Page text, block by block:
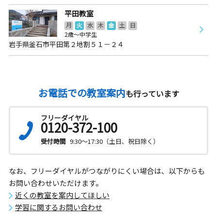
平田教室
月 火 水 木 金 土
日
2歳～中学生
岩手県釜石市平田第２地割５１－２４
お電話での教室案内も行っています
フリーダイヤル
0120-372-100
受付時間 9:30～17:30（土日、祝日除く）
なお、フリーダイヤルがつながりにくい場合は、以下からも
お問い合わせいただけます。
近くの教室を案内してほしい
学習に関するお問い合わせ